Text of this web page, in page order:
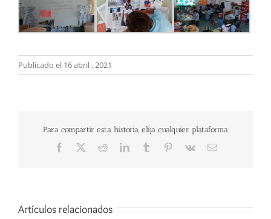
Publicado el 16 abril , 2021
Para compartir esta historia, elija cualquier plataforma
Facebook RedditLinkedInTumblr Pinterest
Vk
Correo
Artículos relacionados